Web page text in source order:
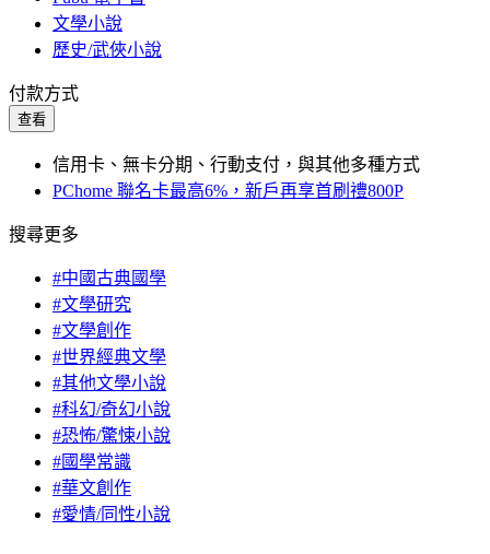
文學小說
歷史/武俠小說
付款方式
查看
信用卡、無卡分期、行動支付，與其他多種方式
PChome 聯名卡最高6%，新戶再享首刷禮800P
搜尋更多
#中國古典國學
#文學研究
#文學創作
#世界經典文學
#其他文學小說
#科幻/奇幻小說
#恐怖/驚悚小說
#國學常識
#華文創作
#愛情/同性小說